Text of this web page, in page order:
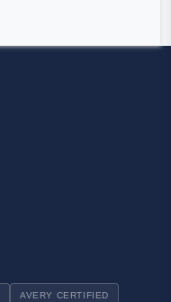
AVERY CERTIFIED